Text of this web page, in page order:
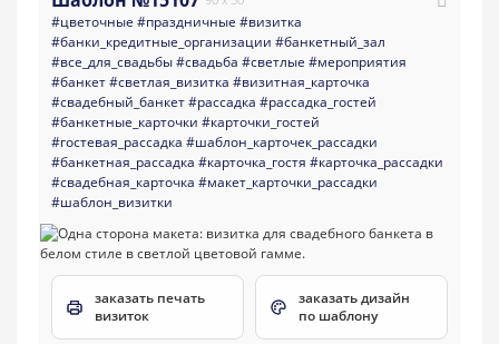
#цветочные #праздничные #визитка
#банки_кредитные_организации #банкетный_зал
#все_для_свадьбы#свадьба #светлые #мероприятия
#банкет#светлая_визитка #визитная_карточка
#свадебный_банкет#рассадка #рассадка_гостей
#банкетные_карточки #карточки_гостей
#гостевая_рассадка #шаблон_карточек_рассадки
#банкетная_рассадка #карточка_гостя #карточка_рассадки
#свадебная_карточка #макет_карточки_рассадки
#шаблон_визитки
заказать печать
визиток
заказать дизайн
по шаблону